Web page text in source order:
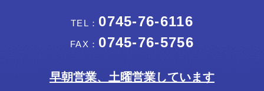
TEL： 0745-76-6116
FAX： 0745-76-5756
早朝営業、土曜営業しています